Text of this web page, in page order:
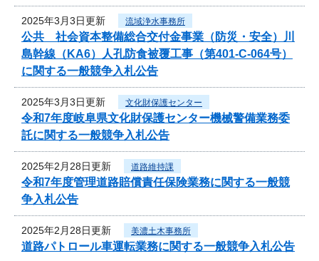
2025年3月3日更新 流域浄水事務所
公共 社会資本整備総合交付金事業（防災・安全）川
島幹線（KA6）人孔防食被覆工事（第401-C-064号）
に関する一般競争入札公告
2025年3月3日更新 文化財保護センター
令和7年度岐阜県文化財保護センター機械警備業務委
託に関する一般競争入札公告
2025年2月28日更新 道路維持課
令和7年度管理道路賠償責任保険業務に関する一般競
争入札公告
2025年2月28日更新 美濃土木事務所
道路パトロール車運転業務に関する一般競争入札公告